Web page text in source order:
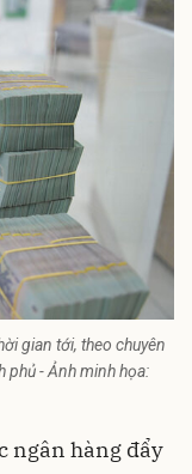
gian tới, theo chuyên
phủ - Ảnh minh họa:
ngân hàng đẩy